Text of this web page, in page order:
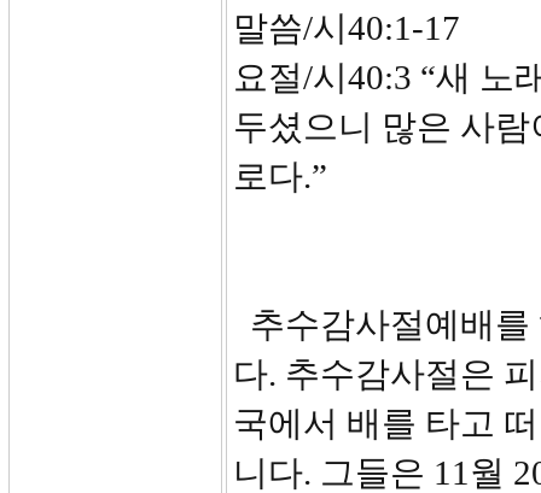
말씀/시40:1-17
요절/시40:3 “새 노
두셨으니 많은 사
로다.”
추수감사절예배
다. 추수감사절은
국에서 배를 타고
니다. 그들은 11월